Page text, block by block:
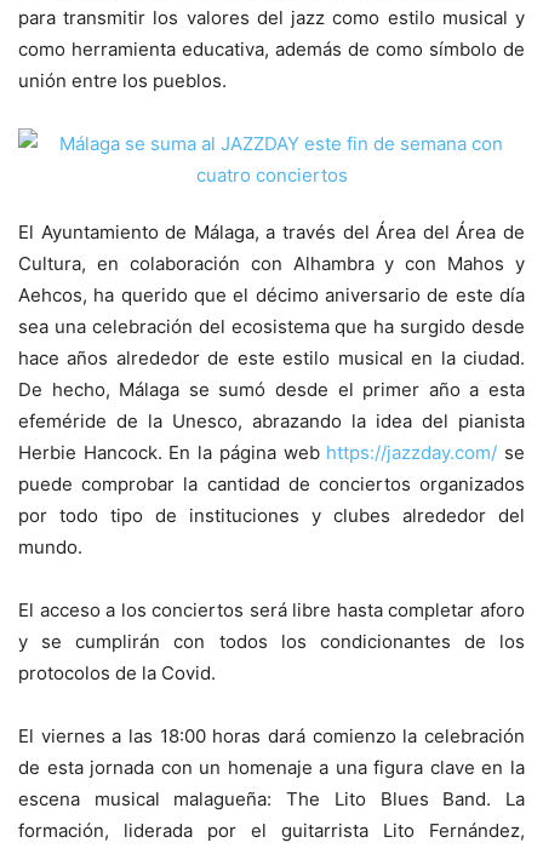
para transmitir los valores del jazz como estilo musical y
como herramienta educativa, además de como símbolo de
unión entre los pueblos.
El Ayuntamiento de Málaga, a través del Área del Área de
Cultura, en colaboración con Alhambra y con Mahos y
Aehcos, ha querido que el décimo aniversario de este día
sea una celebración del ecosistema que ha surgido desde
hace años alrededor de este estilo musical en la ciudad.
De hecho, Málaga se sumó desde el primer año a esta
efeméride de la Unesco, abrazando la idea del pianista
Herbie Hancock. En la página web https://jazzday.com/ se
puede comprobar la cantidad de conciertos organizados
por todo tipo de instituciones y clubes alrededor del
mundo.
El acceso a los conciertos será libre hasta completar aforo
y se cumplirán con todos los condicionantes de los
protocolos de la Covid.
El viernes a las 18:00 horas dará comienzo la celebración
de esta jornada con un homenaje a una figura clave en la
escena musical malagueña: The Lito Blues Band. La
formación, liderada por el guitarrista Lito Fernández,